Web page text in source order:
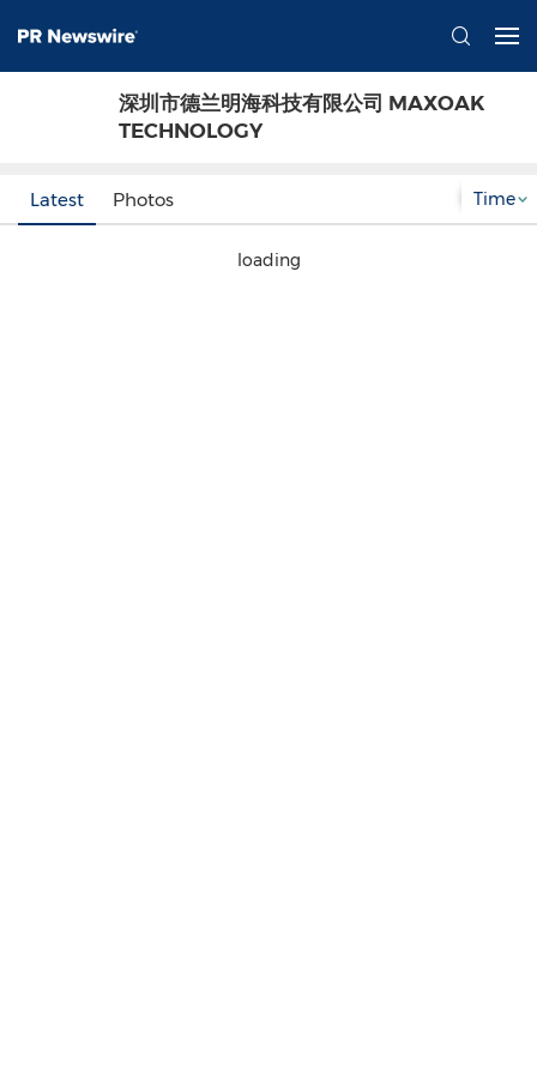
深圳市德兰明海科技有限公司 MAXOAK
TECHNOLOGY
Time
Latest Photos
loading